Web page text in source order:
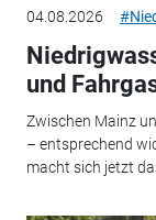
04.08.2026
und
Zwischen Mainz
– entsprechend
macht sich jetzt